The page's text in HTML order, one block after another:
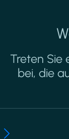
Treten Sie
bei, die